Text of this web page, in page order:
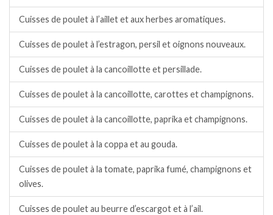
Cuisses de poulet à l’aillet et aux herbes aromatiques.
Cuisses de poulet à l’estragon, persil et oignons nouveaux.
Cuisses de poulet à la cancoillotte et persillade.
Cuisses de poulet à la cancoillotte, carottes et champignons.
Cuisses de poulet à la cancoillotte, paprika et champignons.
Cuisses de poulet à la coppa et au gouda.
Cuisses de poulet à la tomate, paprika fumé, champignons et
olives.
Cuisses de poulet au beurre d’escargot et à l’ail.